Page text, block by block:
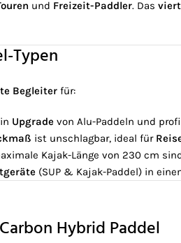
und Freizeit-Paddler. Das
Typen
Begleiter für:
Upgrade von Alu-Paddeln und
ist unschlagbar, ideal für
Kajak-Länge von 230 cm
(SUP & Kajak-Paddel) in
Hybrid Paddel